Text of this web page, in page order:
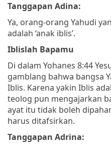
Tanggapan Adina:
Ya, orang-orang Yahudi
adalah ‘anak iblis’.
Iblislah Bapamu
Di dalam Yohanes 8:44
gamblang bahwa bangsa
Iblis. Karena yakin Iblis
teolog pun mengajarkan
ayat itu tidak boleh
harus ditafsirkan.
Tanggapan Adrina: